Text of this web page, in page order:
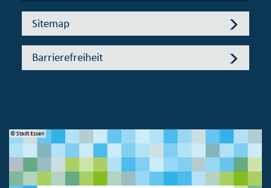
Sitemap
Barrierefreiheit
© Stadt Essen